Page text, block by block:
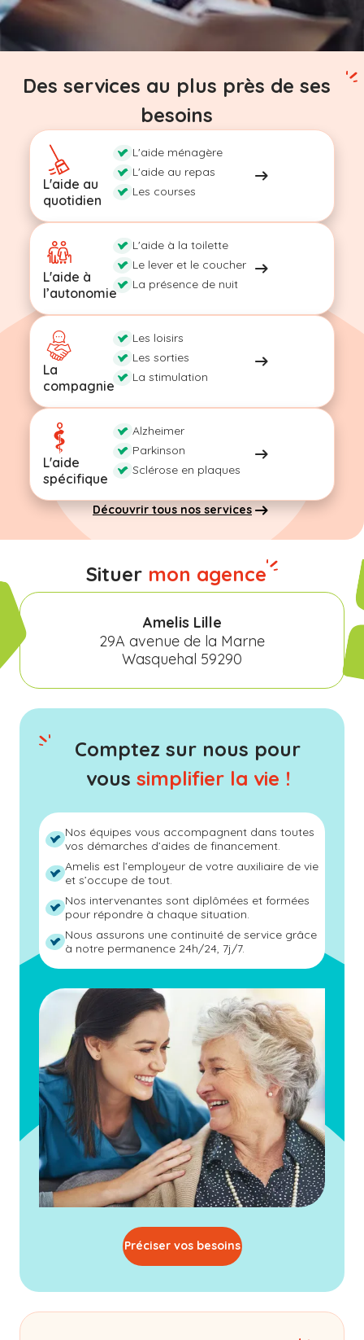
Des services au plus près de ses
besoins
L'aide au
quotidien
L'aide ménagère
L'aide au repas
Les courses
L'aide à
l’autonomie
L'aide à la toilette
Le lever et le coucher
La présence de nuit
La
compagnie
Les loisirs
Les sorties
La stimulation
L'aide
spécifique
Alzheimer
Parkinson
Sclérose en plaques
Découvrir tous nos services
Situer mon agence
Amelis Lille
29A avenue de la Marne
Wasquehal 59290
Comptez sur nous pour
vous simplifier la vie !
Nos équipes vous accompagnent dans toutes
vos démarches d’aides de financement.
Amelis est l’employeur de votre auxiliaire de vie
et s’occupe de tout.
Nos intervenantes sont diplômées et formées
pour répondre à chaque situation.
Nous assurons une continuité de service grâce
à notre permanence 24h/24, 7j/7.
Préciser vos besoins